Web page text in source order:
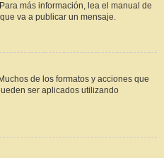
más información, lea el manual de
va a publicar un mensaje.
de los formatos y acciones que
ser aplicados utilizando